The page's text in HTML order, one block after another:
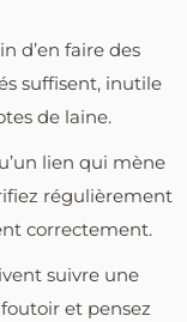
d’en faire des
suffisent, inutile
de laine.
lien qui mène
régulièrement
correctement.
suivre une
et pensez